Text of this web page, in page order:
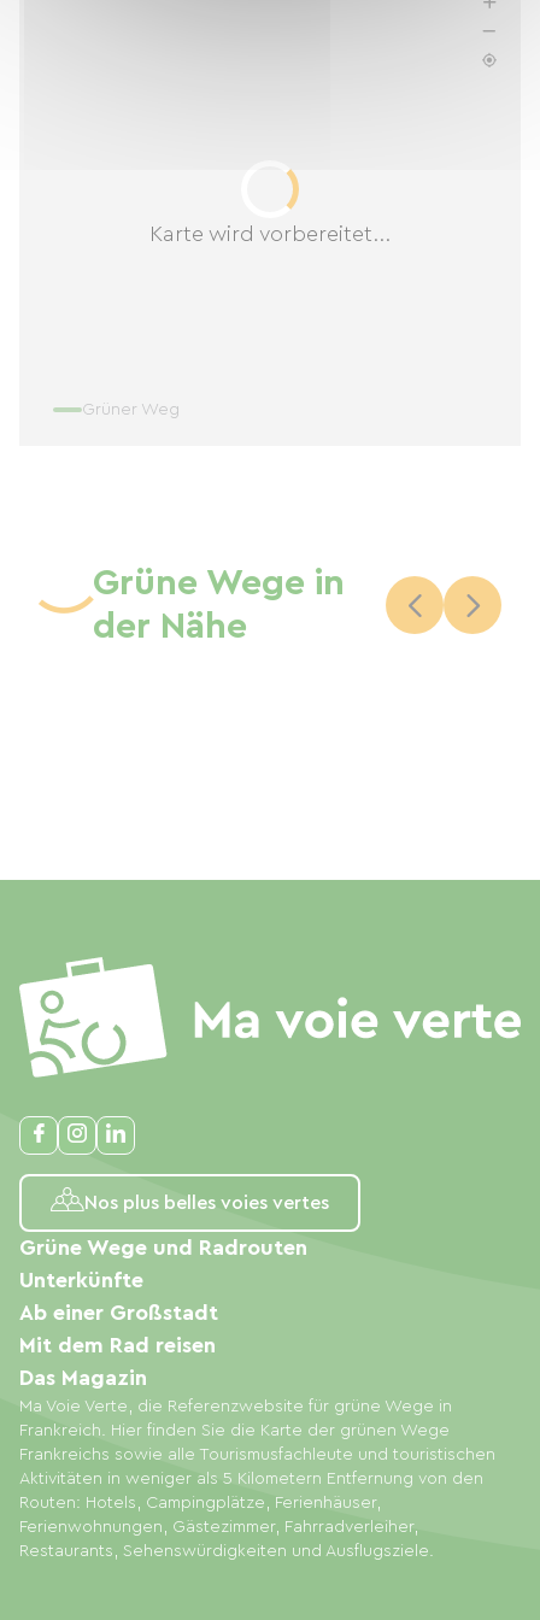
Karte wird vorbereitet...
Grüner Weg
Grüne Wege in
der Nähe
Nos plus belles voies vertes
Ma Voie Verte, die Referenzwebsite für grüne Wege in
Frankreich. Hier finden Sie die Karte der grünen Wege
Frankreichs sowie alle Tourismusfachleute und touristischen
Aktivitäten in weniger als 5 Kilometern Entfernung von den
Routen: Hotels, Campingplätze, Ferienhäuser,
Ferienwohnungen, Gästezimmer, Fahrradverleiher,
Restaurants, Sehenswürdigkeiten und Ausflugsziele.
Grüne Wege und Radrouten
Unterkünfte
Ab einer Großstadt
Mit dem Rad reisen
Das Magazin